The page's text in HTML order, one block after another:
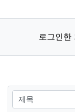
로그인한
검색대상